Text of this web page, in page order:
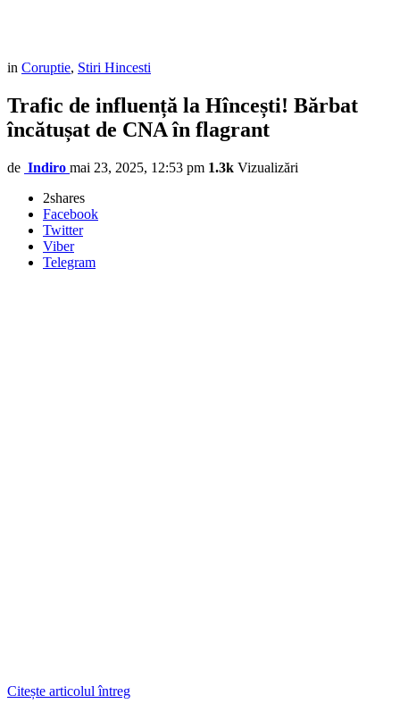
in Coruptie, Stiri Hincesti
Trafic de influență la Hîncești! Bărbat
încătușat de CNA în flagrant
de Indiro mai 23, 2025, 12:53 pm 1.3k Vizualizări
2shares
Facebook
Twitter
Viber
Telegram
Citește articolul întreg